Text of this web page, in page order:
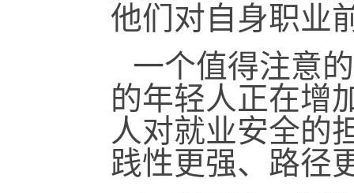
他们对自身职业
一个值得注意
的年轻人正在增
人对就业安全的
践性更强、路径